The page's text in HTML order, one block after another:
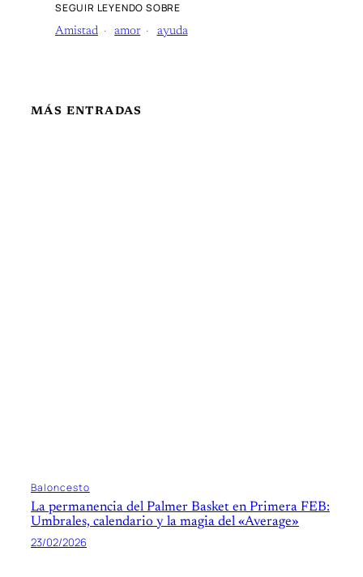
SEGUIR LEYENDO SOBRE
Amistad amor ayuda
MÁS ENTRADAS
Baloncesto
La permanencia del Palmer Basket en Primera FEB:
Umbrales, calendario y la magia del «Average»
23/02/2026